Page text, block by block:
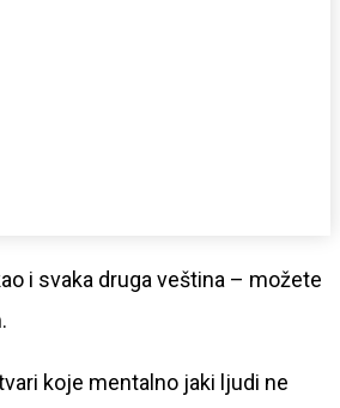
i svaka druga veština – možete
koje mentalno jaki ljudi ne